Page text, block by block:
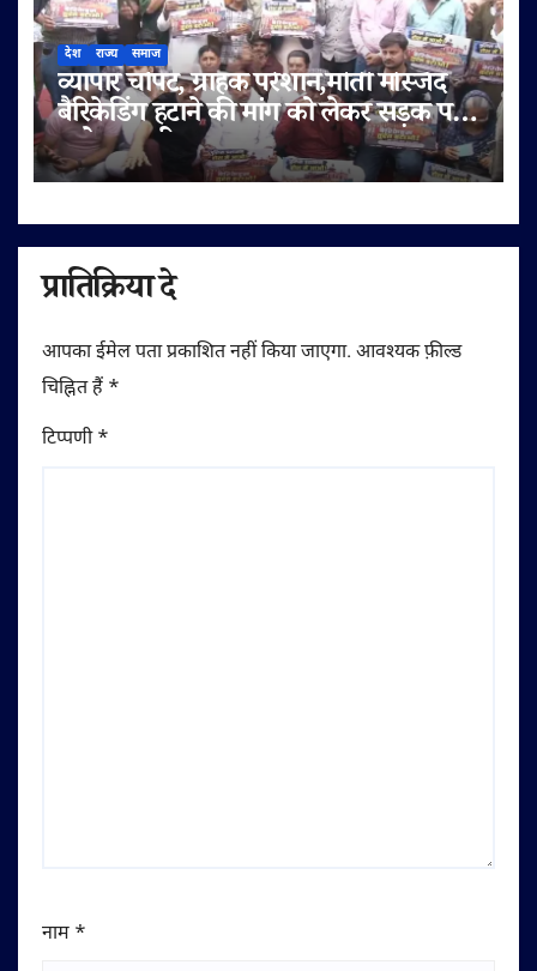
देश राज्य समाज
व्यापार चौपट, ग्राहक परेशान,मोती मस्जिद
बैरिकेडिंग हटाने की मांग को लेकर सड़क पर
उतरे व्यापारी
प्रातिक्रिया दे
आपका ईमेल पता प्रकाशित नहीं किया जाएगा. आवश्यक फ़ील्ड
चिह्नित हैं *
टिप्पणी*
नाम *